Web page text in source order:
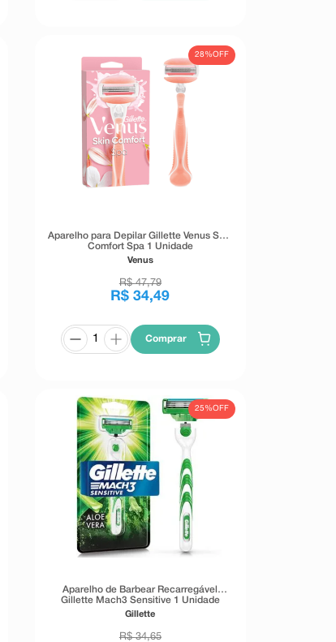
28%OFF
Aparelho para Depilar Gillette Venus Skin
Comfort Spa 1 Unidade
Venus
R$ 47,79
R$ 34,49
Comprar
25%OFF
Aparelho de Barbear Recarregável
Gillette Mach3 Sensitive 1 Unidade
Gillette
R$ 34,65